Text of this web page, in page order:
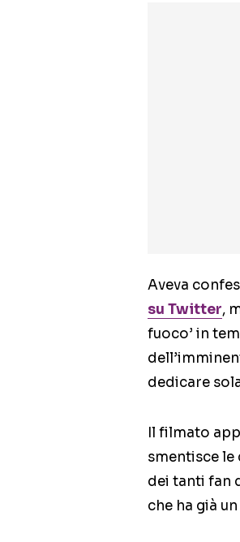
Aveva
su Twitter,
fuoco’ in
dedicare
Il filmato
smentisce le
dei tanti fan
che ha già